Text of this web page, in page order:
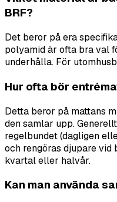
BRF?
Det beror på era
polyamid är ofta bra val
underhålla. För
Hur ofta bör
Detta beror på mattans
den samlar upp.
regelbundet (dagligen
och rengöras djupare vid
kvartal eller halvår.
Kan man använda